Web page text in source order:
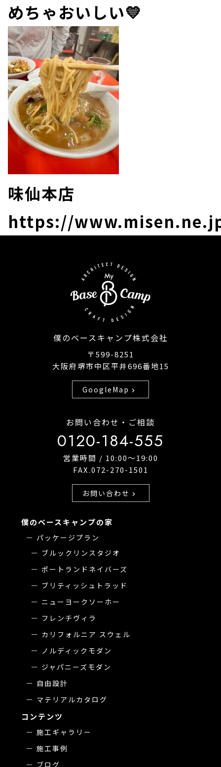
めちゃおいしい💛
味仙本店
https://
僕のベースキャンプ株式会社
〒599-8251
大阪府堺市中区平井696番地15
GoogleMap chevron_right
お問い合わせ・ご相談
0120-184-555
営業時間 / 10:00〜19:00
FAX.072-270-1501
お問い合わせ chevron_right
僕のベースキャンプの家
パッケージプラン
ブルックリンスタジオ
ポートランドネイバーズ
ブリティッシュトラッド
ニューヨークソーホー
フレンチヴィラ
カリフォルニア スウェル
ノルディックモダン
ジャパニーズモダン
自由設計
マテリアルカタログ
コンテンツ
施工ギャラリー
施工事例
ブログ